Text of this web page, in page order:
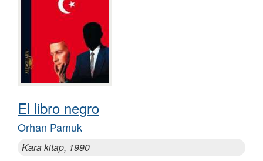
El libro negro
Orhan Pamuk
Kara kitap, 1990